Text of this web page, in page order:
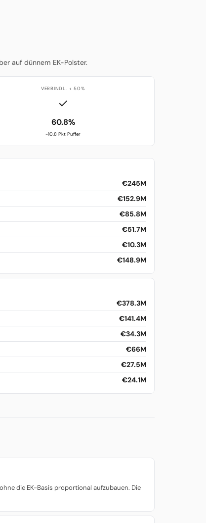
auf dünnem EK-Polster.
VERBINDL. < 50%
✓
60.8%
-10.8 Pkt Puffer
€245M
€152.9M
€85.8M
€51.7M
€10.3M
€148.9M
€378.3M
€141.4M
€34.3M
€66M
€27.5M
€24.1M
die EK-Basis proportional aufzubauen. Die